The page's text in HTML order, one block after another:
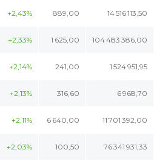
+2,43% 889,00 14 516 113,50
+2,33% 1 625,00 104 483 386,00
+2,14% 241,00 1 524 951,95
+2,13% 316,60 6 968,70
+2,11% 6 640,00 11 701 392,00
+2,03% 100,50 76 341 931,33